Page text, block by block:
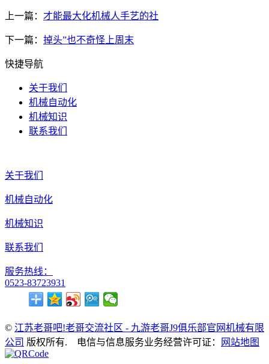
上一篇： 才能最大化机械人手艺的社
下一篇： 掉头”也不奇怪上周末
快捷导航
关于我们
机械自动化
机械知识
联系我们
关于我们
机械自动化
机械知识
联系我们
服务热线：
0523-83723931
© 江苏老哥吧!老哥交流社区 - 九游老哥J9俱乐部官网机械有限
公司 版权所有. 电信与信息服务业务经营许可证： 网站地图